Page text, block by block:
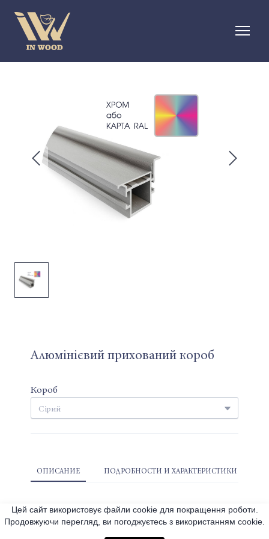
Алюмінієвий прихований короб
Короб
ОПИСАНИЕ ПОДРОБНОСТИ И ХАРАКТЕРИСТИКИ
Цей сайт використовує файли cookie для покращення роботи.
Продовжуючи перегляд, ви погоджуєтесь з використанням cookie.